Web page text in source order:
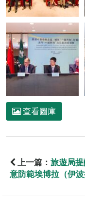
查看圖庫
上一篇： 旅遊局
意防範埃博拉（伊